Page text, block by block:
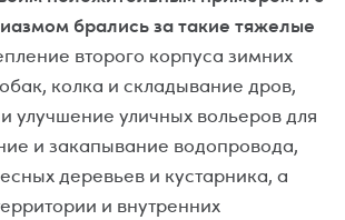
брались за такие тяжелые
второго корпуса зимних
колка и складывание дров,
улучшение уличных вольеров для
и закапывание водопровода,
деревьев и кустарника, а
и внутренних